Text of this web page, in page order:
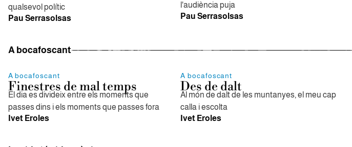
qualsevol polític
Pau Serrasolsas
l'audiència puja
Pau Serrasolsas
A bocafoscant
A bocafoscant
Finestres de mal temps
El dia es divideix entre els moments que
passes dins i els moments que passes fora
Ivet Eroles
A bocafoscant
Des de dalt
Al món de dalt de les muntanyes, el meu cap
calla i escolta
Ivet Eroles